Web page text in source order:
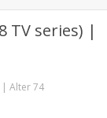
| Alter 74